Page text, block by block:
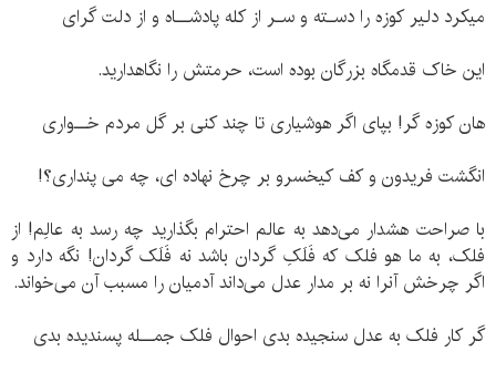
میکرد دلیر کوزه را دسـته و سـر از کله پادشــاه و از دلت گرای
این خاک قدمگاه بزرگان بوده است، حرمتش را نگاهدارید.
هان کوزه گر! بپای اگر هوشیاری تا چند کنی بر گل مردم خــواری
انگشت فریدون و کف کیخسرو بر چرخ نهاده ای، چه می پنداری؟!
با صراحت هشدار می‌دهد به عالم احترام بگذارید چه رسد به عالِم! از
فلک، به ما هو فلک که فَلَکِ گردان باشد نه فَلَک گردان! نگه دارد و
اگر چرخش آنرا نه بر مدار عدل می‌داند آدمیان را مسبب آن می‌خواند.
گر کار فلک به عدل سنجیده بدی احوال فلک جمــله پسندیده بدی